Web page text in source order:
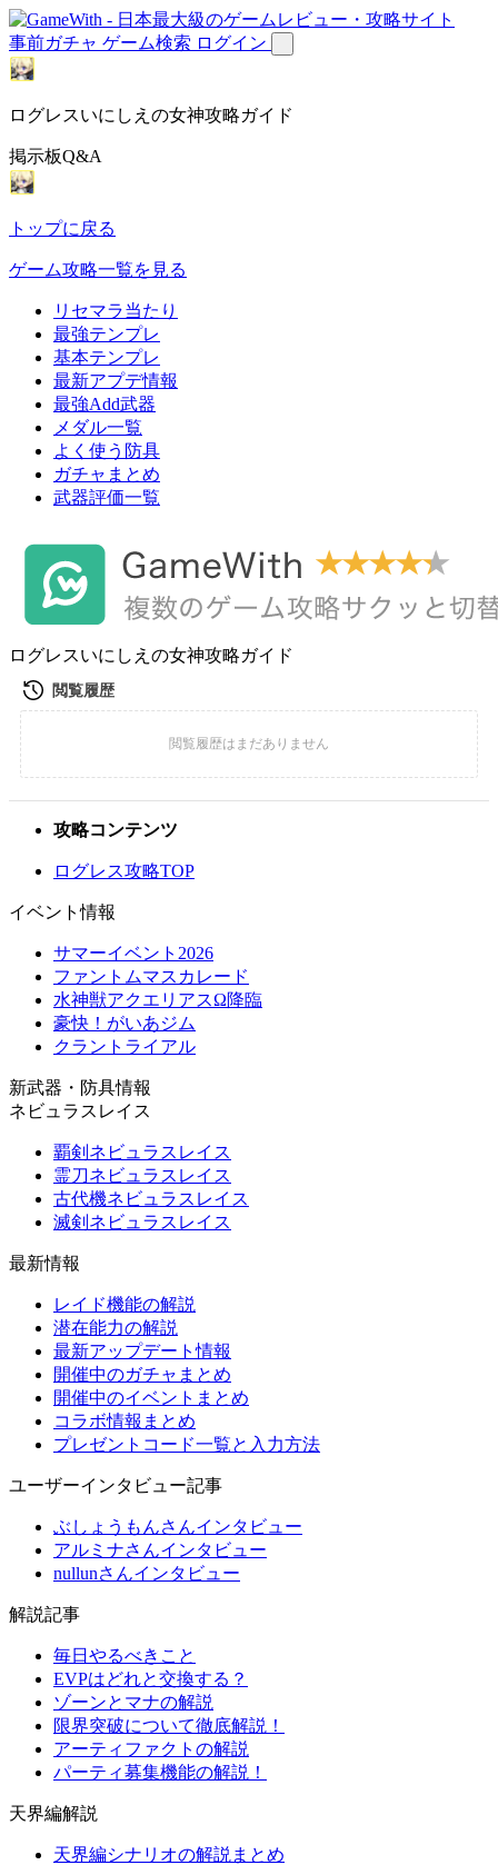
事前ガチャ ゲーム検索 ログイン
ログレスいにしえの女神攻略ガイド
掲示板Q&A
トップに戻る
ゲーム攻略一覧を見る
リセマラ当たり
最強テンプレ
基本テンプレ
最新アプデ情報
最強Add武器
メダル一覧
よく使う防具
ガチャまとめ
武器評価一覧
ログレスいにしえの女神攻略ガイド
攻略コンテンツ
ログレス攻略TOP
イベント情報
サマーイベント2026
ファントムマスカレード
水神獣アクエリアスΩ降臨
豪快！がいあジム
クラントライアル
新武器・防具情報
ネビュラスレイス
覇剣ネビュラスレイス
霊刀ネビュラスレイス
古代機ネビュラスレイス
滅剣ネビュラスレイス
最新情報
レイド機能の解説
潜在能力の解説
最新アップデート情報
開催中のガチャまとめ
開催中のイベントまとめ
コラボ情報まとめ
プレゼントコード一覧と入力方法
ユーザーインタビュー記事
ぶしょうもんさんインタビュー
アルミナさんインタビュー
nullunさんインタビュー
解説記事
毎日やるべきこと
EVPはどれと交換する？
ゾーンとマナの解説
限界突破について徹底解説！
アーティファクトの解説
パーティ募集機能の解説！
天界編解説
天界編シナリオの解説まとめ